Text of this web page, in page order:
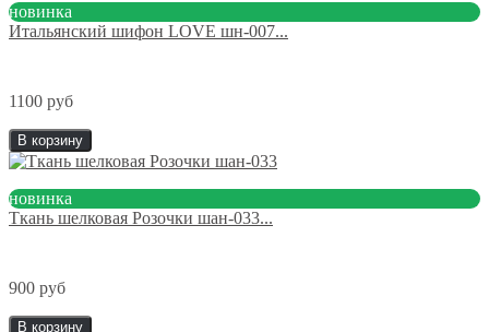
новинка
Итальянский шифон LOVE шн-007...
1100 руб
В корзину
новинка
Ткань шелковая Розочки шан-033...
900 руб
В корзину